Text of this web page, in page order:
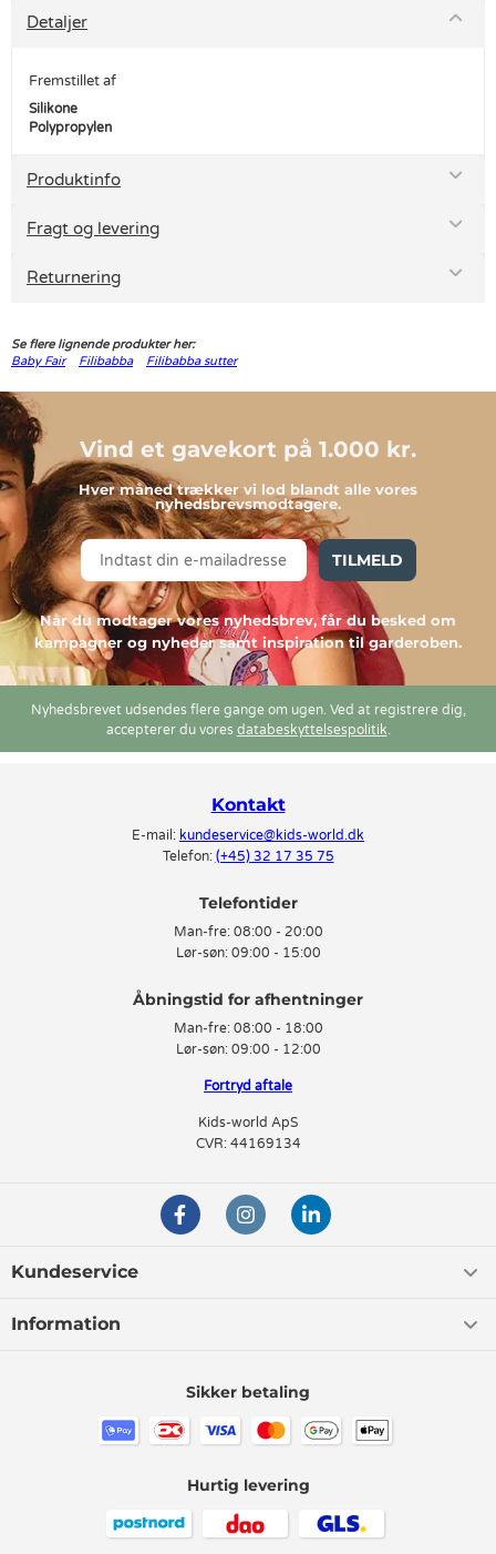
Detaljer
Fremstillet af
Silikone
Polypropylen
Produktinfo
Fragt og levering
Returnering
Se flere lignende produkter her:
Baby Fair
Filibabba Filibabba sutter
Vind et gavekort på 1.000 kr.
Hver måned trækker vi lod blandt alle vores
nyhedsbrevsmodtagere.
TILMELD
Når du modtager vores nyhedsbrev, får du besked om
kampagner og nyheder samt inspiration til garderoben.
Nyhedsbrevet udsendes flere gange om ugen. Ved at registrere dig,
accepterer du vores databeskyttelsespolitik.
Kontakt
E-mail: kundeservice@kids-world.dk
Telefon: (+45) 32 17 35 75
Telefontider
Man-fre: 08:00 - 20:00
Lør-søn: 09:00 - 15:00
Man-fre: 08:00 - 18:00
Lør-søn: 09:00 - 12:00
Fortryd aftale
Kids-world ApS
CVR: 44169134
Kundeservice
Information
Sikker betaling
Hurtig levering